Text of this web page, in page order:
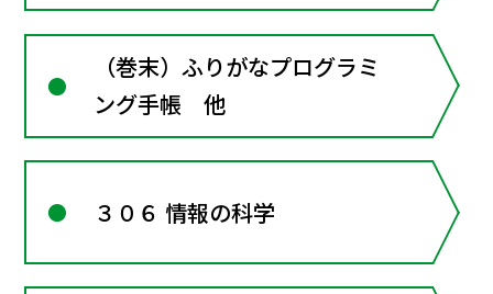
（巻末）ふりがなプログラミ
ング手帳 他
３０６ 情報の科学